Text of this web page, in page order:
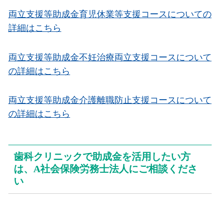
両立支援等助成金育児休業等支援コースについての
詳細はこちら
両立支援等助成金不妊治療両立支援コースについて
の詳細はこちら
両立支援等助成金介護離職防止支援コースについて
の詳細はこちら
歯科クリニックで助成金を活用したい方
は、A社会保険労務士法人にご相談くださ
い